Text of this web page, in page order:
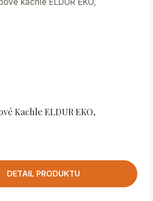
Kachle ELDUR EKO,
DETAIL PRODUKTU